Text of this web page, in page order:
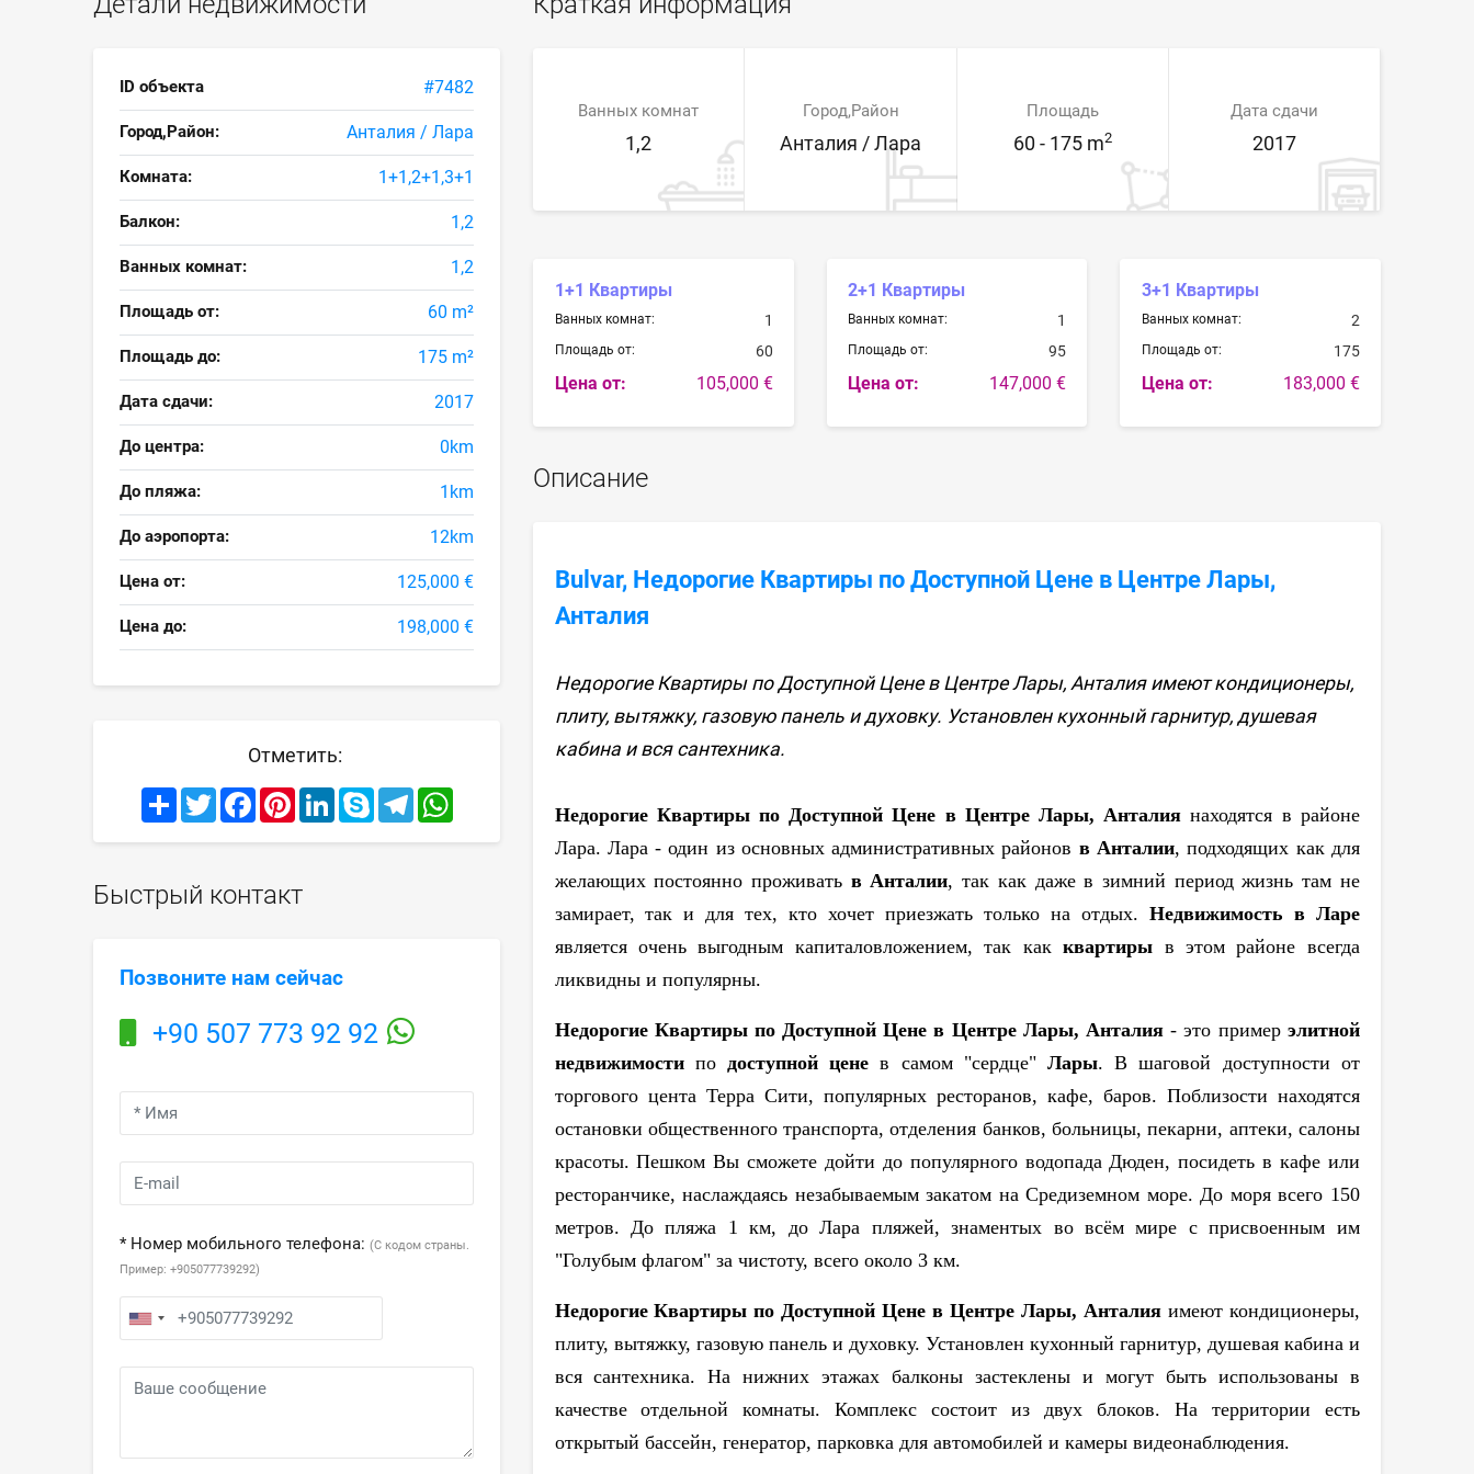
ID объекта #7482
Город,Район: Анталия / Лара
Комната: 1+1,2+1,3+1
Балкон: 1,2
Ванных комнат: 1,2
Площадь от: 60 m²
Площадь до: 175 m²
Дата сдачи: 2017
До центра: 0km
До пляжа: 1km
До аэропорта: 12km
Цена от: 125,000 €
Цена до: 198,000 €
Отметить:
ShareTwitterFacebookPinterestLinkedInSkypeTelegramWhatsApp
Быстрый контакт
Позвоните нам сейчас
+90 507 773 92 92
* Номер мобильного телефона: (С кодом страны.
Пример: +905077739292)
Ванных комнат
1,2
Город,Район
Анталия / Лара
Площадь
60 - 175 m2
Дата сдачи
2017
1+1 Квартиры
Ванных комнат: 1
Площадь от: 60
Цена от: 105,000 €
2+1 Квартиры
Ванных комнат: 1
Площадь от: 95
Цена от: 147,000 €
3+1 Квартиры
Ванных комнат: 2
Площадь от: 175
Цена от: 183,000 €
Описание
Bulvar, Недорогие Квартиры по Доступной Цене в Центре Лары,
Анталия
Недорогие Квартиры по Доступной Цене в Центре Лары, Анталия имеют кондиционеры,
плиту, вытяжку, газовую панель и духовку. Установлен кухонный гарнитур, душевая
кабина и вся сантехника.
Недорогие Квартиры по Доступной Цене в Центре Лары, Анталиянаходятся в районе
Лара. Лара - один из основных административных районов в Анталии, подходящих как для
желающих постоянно проживать в Анталии, так как даже в зимний период жизнь там не
замирает, так и для тех, кто хочет приезжать только на отдых. Недвижимость в Ларе
является очень выгодным капиталовложением, так какквартиры в этом районе всегда
ликвидны и популярны.
Недорогие Квартиры по Доступной Цене в Центре Лары, Анталия - это пример элитной
недвижимостипо доступной цене в самом "сердце" Лары. В шаговой доступности от
торгового цента Терра Сити, популярных ресторанов, кафе, баров. Поблизости находятся
остановки общественного транспорта, отделения банков, больницы, пекарни, аптеки, салоны
красоты. Пешком Вы сможете дойти до популярного водопада Дюден, посидеть в кафе или
ресторанчике, наслаждаясь незабываемым закатом на Средиземном море. До моря всего 150
метров. До пляжа 1 км, до Лара пляжей, знаментых во всём мире с присвоенным им
"Голубым флагом" за чистоту, всего около 3 км.
Недорогие Квартиры по Доступной Цене в Центре Лары, Анталия имеют кондиционеры,
плиту, вытяжку, газовую панель и духовку. Установлен кухонный гарнитур, душевая кабина и
вся сантехника. На нижних этажах балконы застеклены и могут быть использованы в
качестве отдельной комнаты. Комплекс состоит из двух блоков. На территории есть
открытый бассейн, генератор, парковка для автомобилей и камеры видеонаблюдения.